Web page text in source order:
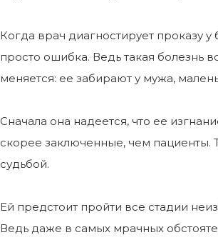
Когда врач диагностирует проказу у
просто ошибка. Ведь такая болезнь
меняется: ее забирают у мужа,
Сначала она надеется, что ее
скорее заключенные, чем пациенты.
судьбой.
Ей предстоит пройти все стадии
Ведь даже в самых мрачных